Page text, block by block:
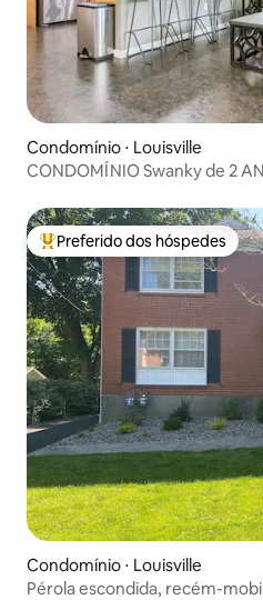
Condomínio ⋅ Louisville
CONDOMÍNIO Swanky de 2
Entre os melhores preferidos
Preferido dos hóspedes
Condomínio ⋅ Louisville
Pérola escondida, recém-